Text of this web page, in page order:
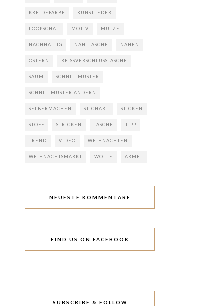
KREIDEFARBE KUNSTLEDER
LOOPSCHAL MOTIV MÜTZE
NACHHALTIG NAHTTASCHE NÄHEN
OSTERN REISSVERSCHLUSSTASCHE
SAUM SCHNITTMUSTER
SCHNITTMUSTER ÄNDERN
SELBERMACHEN STICHART STICKEN
STOFF STRICKEN TASCHE TIPP
TREND VIDEO WEIHNACHTEN
WEIHNACHTSMARKT WOLLE ÄRMEL
NEUESTE KOMMENTARE
FIND US ON FACEBOOK
SUBSCRIBE & FOLLOW